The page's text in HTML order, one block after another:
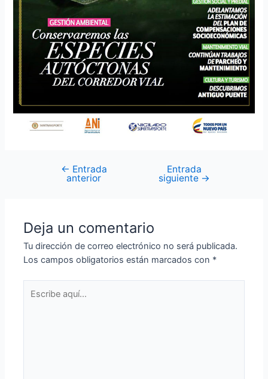
← Entrada
anterior
Entrada
siguiente →
Deja un comentario
Tu dirección de correo electrónico no será publicada.
Los campos obligatorios están marcados con *